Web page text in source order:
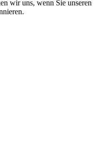
wir uns, wenn Sie unseren